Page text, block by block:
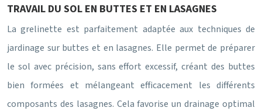
TRAVAIL DU SOL EN BUTTES ET EN LASAGNES
La grelinette est parfaitement adaptée aux techniques de
jardinage sur buttes et en lasagnes. Elle permet de préparer
le sol avec précision, sans effort excessif, créant des buttes
bien formées et mélangeant efficacement les différents
composants des lasagnes. Cela favorise un drainage optimal